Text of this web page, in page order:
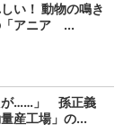
い！ 動物の鳴き
「アニア ...
が……」 孫正義
産工場」の...